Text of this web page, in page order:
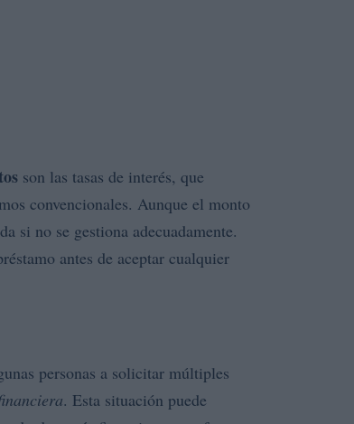
son las tasas de interés, que
convencionales. Aunque el monto
si no se gestiona adecuadamente.
antes de aceptar cualquier
personas a solicitar múltiples
. Esta situación puede